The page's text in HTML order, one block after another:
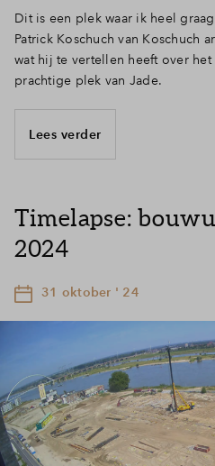
Dit is een plek waar ik heel
Patrick Koschuch van Koschuch
wat hij te vertellen heeft over
prachtige plek van Jade.
Lees verder
Timelapse:
2024
31 oktober ' 24